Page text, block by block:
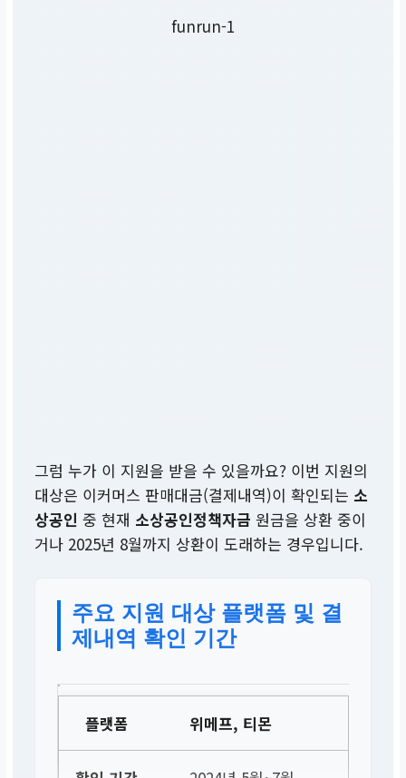
funrun-1
그럼 누가 이 지원을 받을 수 있을까요? 이번 지원의
대상은 이커머스 판매대금(결제내역)이 확인되는 소
상공인 중 현재 소상공인정책자금 원금을 상환 중이
거나 2025년 8월까지 상환이 도래하는 경우입니다.
주요 지원 대상 플랫폼 및 결
제내역 확인 기간
위메프, 티몬